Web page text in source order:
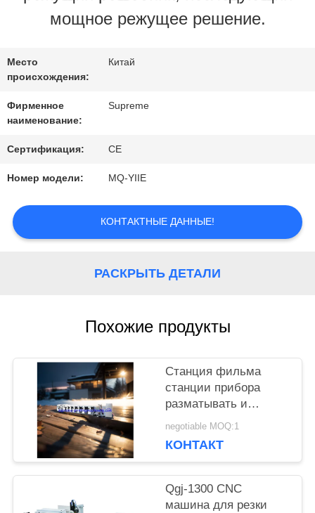
ЗАВОДУ
КОНТРОЛЬ
КАЧЕСТВА
СВЯЖИТЕСЬ
С
НАМИ
САЙТА
ПОЛИТИКА
КОНФИДЕНЦИАЛЬНОСТИ
мощное режущее решение.
Место
происхождения:
Китай
Фирменное
наименование:
Supreme
Сертификация: CE
Номер модели: MQ-YIIE
КОНТАКТНЫЕ ДАННЫЕ!
РАСКРЫТЬ ДЕТАЛИ
Похожие продукты
Станция фильма
станции прибора
разматывать и
перематывать
HBRY-W нон-стоп
прокатывая
negotiable MOQ:1
КОНТАКТ
Qgj-1300 CNC
машина для резки